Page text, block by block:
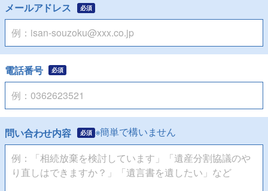
メールアドレス 必須
電話番号 必須
問い合わせ内容 必須 ※簡単で構いません